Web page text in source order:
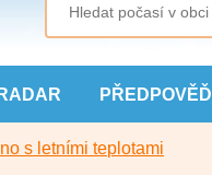
RADAR PŘEDPOVĚĎ
s letními teplotami